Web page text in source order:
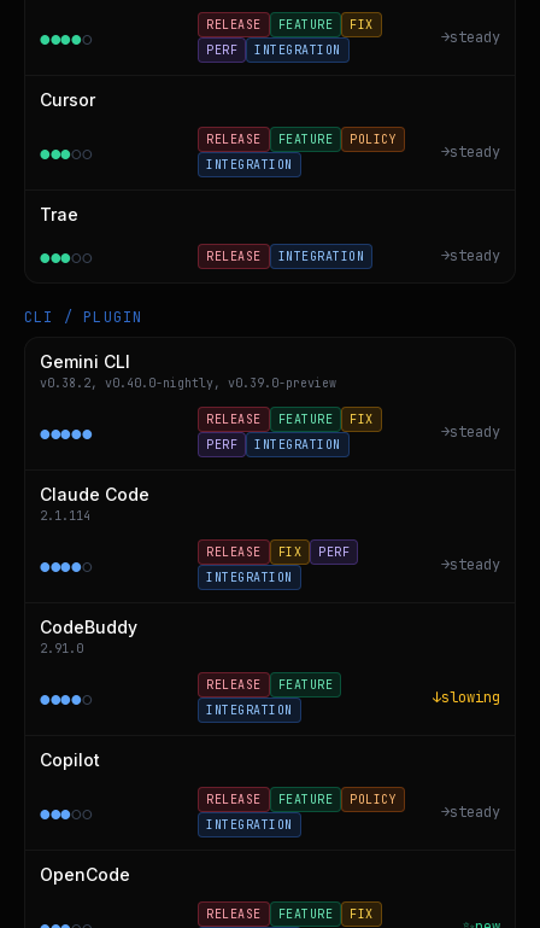
●●●●○
RELEASE FEATURE
FIX
PERF
INTEGRATION
→steady
Cursor
●●●○○
RELEASE FEATURE
POLICY
INTEGRATION
→steady
Trae
●●●○○ RELEASE INTEGRATION →steady
CLI / PLUGIN
Gemini CLI
v0.38.2, v0.40.0-nightly, v0.39.0-preview
●●●●●
RELEASE FEATURE
FIX
PERF
INTEGRATION
→steady
Claude Code
2.1.114
●●●●○
RELEASE FIX
PERF
INTEGRATION
→steady
CodeBuddy
2.91.0
●●●●○
RELEASE
FEATURE
INTEGRATION
↓slowing
Copilot
●●●○○
RELEASE FEATURE
POLICY
INTEGRATION
→steady
OpenCode
RELEASE FEATURE
FIX